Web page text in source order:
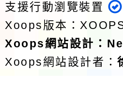
支援行動瀏覽裝置
Xoops版本：
Xoops網站設計 ：
Xoops網站設計者：